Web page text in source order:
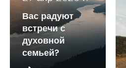
Вас радуют
встречи с
духовной
семьей?